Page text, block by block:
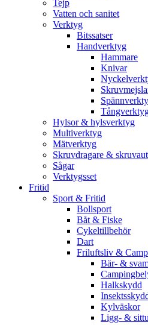
Tejp
Vatten och sanitet
Verktyg
Bitssatser
Handverktyg
Hammare
Knivar
Hylsor & hylsverktyg
Multiverktyg
Mätverktyg
Skruvdragare &
Sågar
Verktygsset
Fritid
Sport & Fritid
Bollsport
Båt & Fiske
Cykeltillbehör
Dart
Friluftsliv &
Bär- &
Halkskydd
Kylväskor
Ligg- &